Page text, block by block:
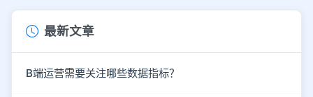
最新文章
B端运营需要关注哪些数据指标？